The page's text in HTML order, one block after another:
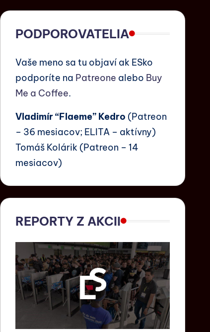
PODPOROVATELIA
Vaše meno sa tu objaví ak ESko
podporíte na Patreone alebo Buy
Me a Coffee.
Vladimír “Flaeme” Kedro (Patreon
– 36 mesiacov; ELITA – aktívny)
Tomáš Kolárik (Patreon – 14
mesiacov)
REPORTY Z AKCII